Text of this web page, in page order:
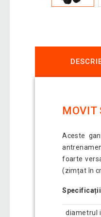
MOVIT
Aceste
foarte
(zimțat în
diametrul